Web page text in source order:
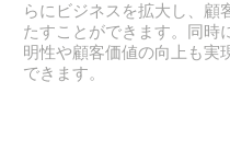
らにビジネスを拡大し、顧
たすことができます。同時
明性や顧客価値の向上も実
できます。